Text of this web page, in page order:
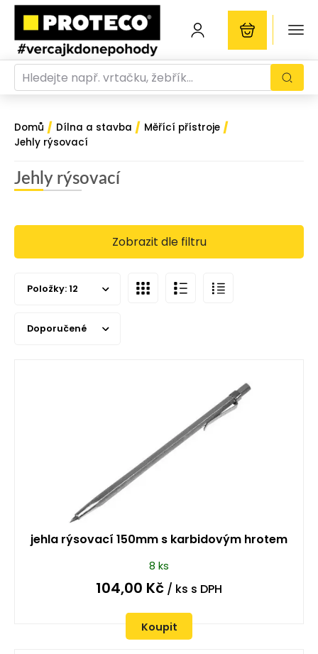
Domů / Dílna a stavba / Měřící přístroje /
Jehly rýsovací
Jehly rýsovací
Zobrazit dle filtru
Položky: 12
Doporučené
jehla rýsovací 150mm s karbidovým hrotem
8 ks
104,00 Kč / ks s DPH
Koupit